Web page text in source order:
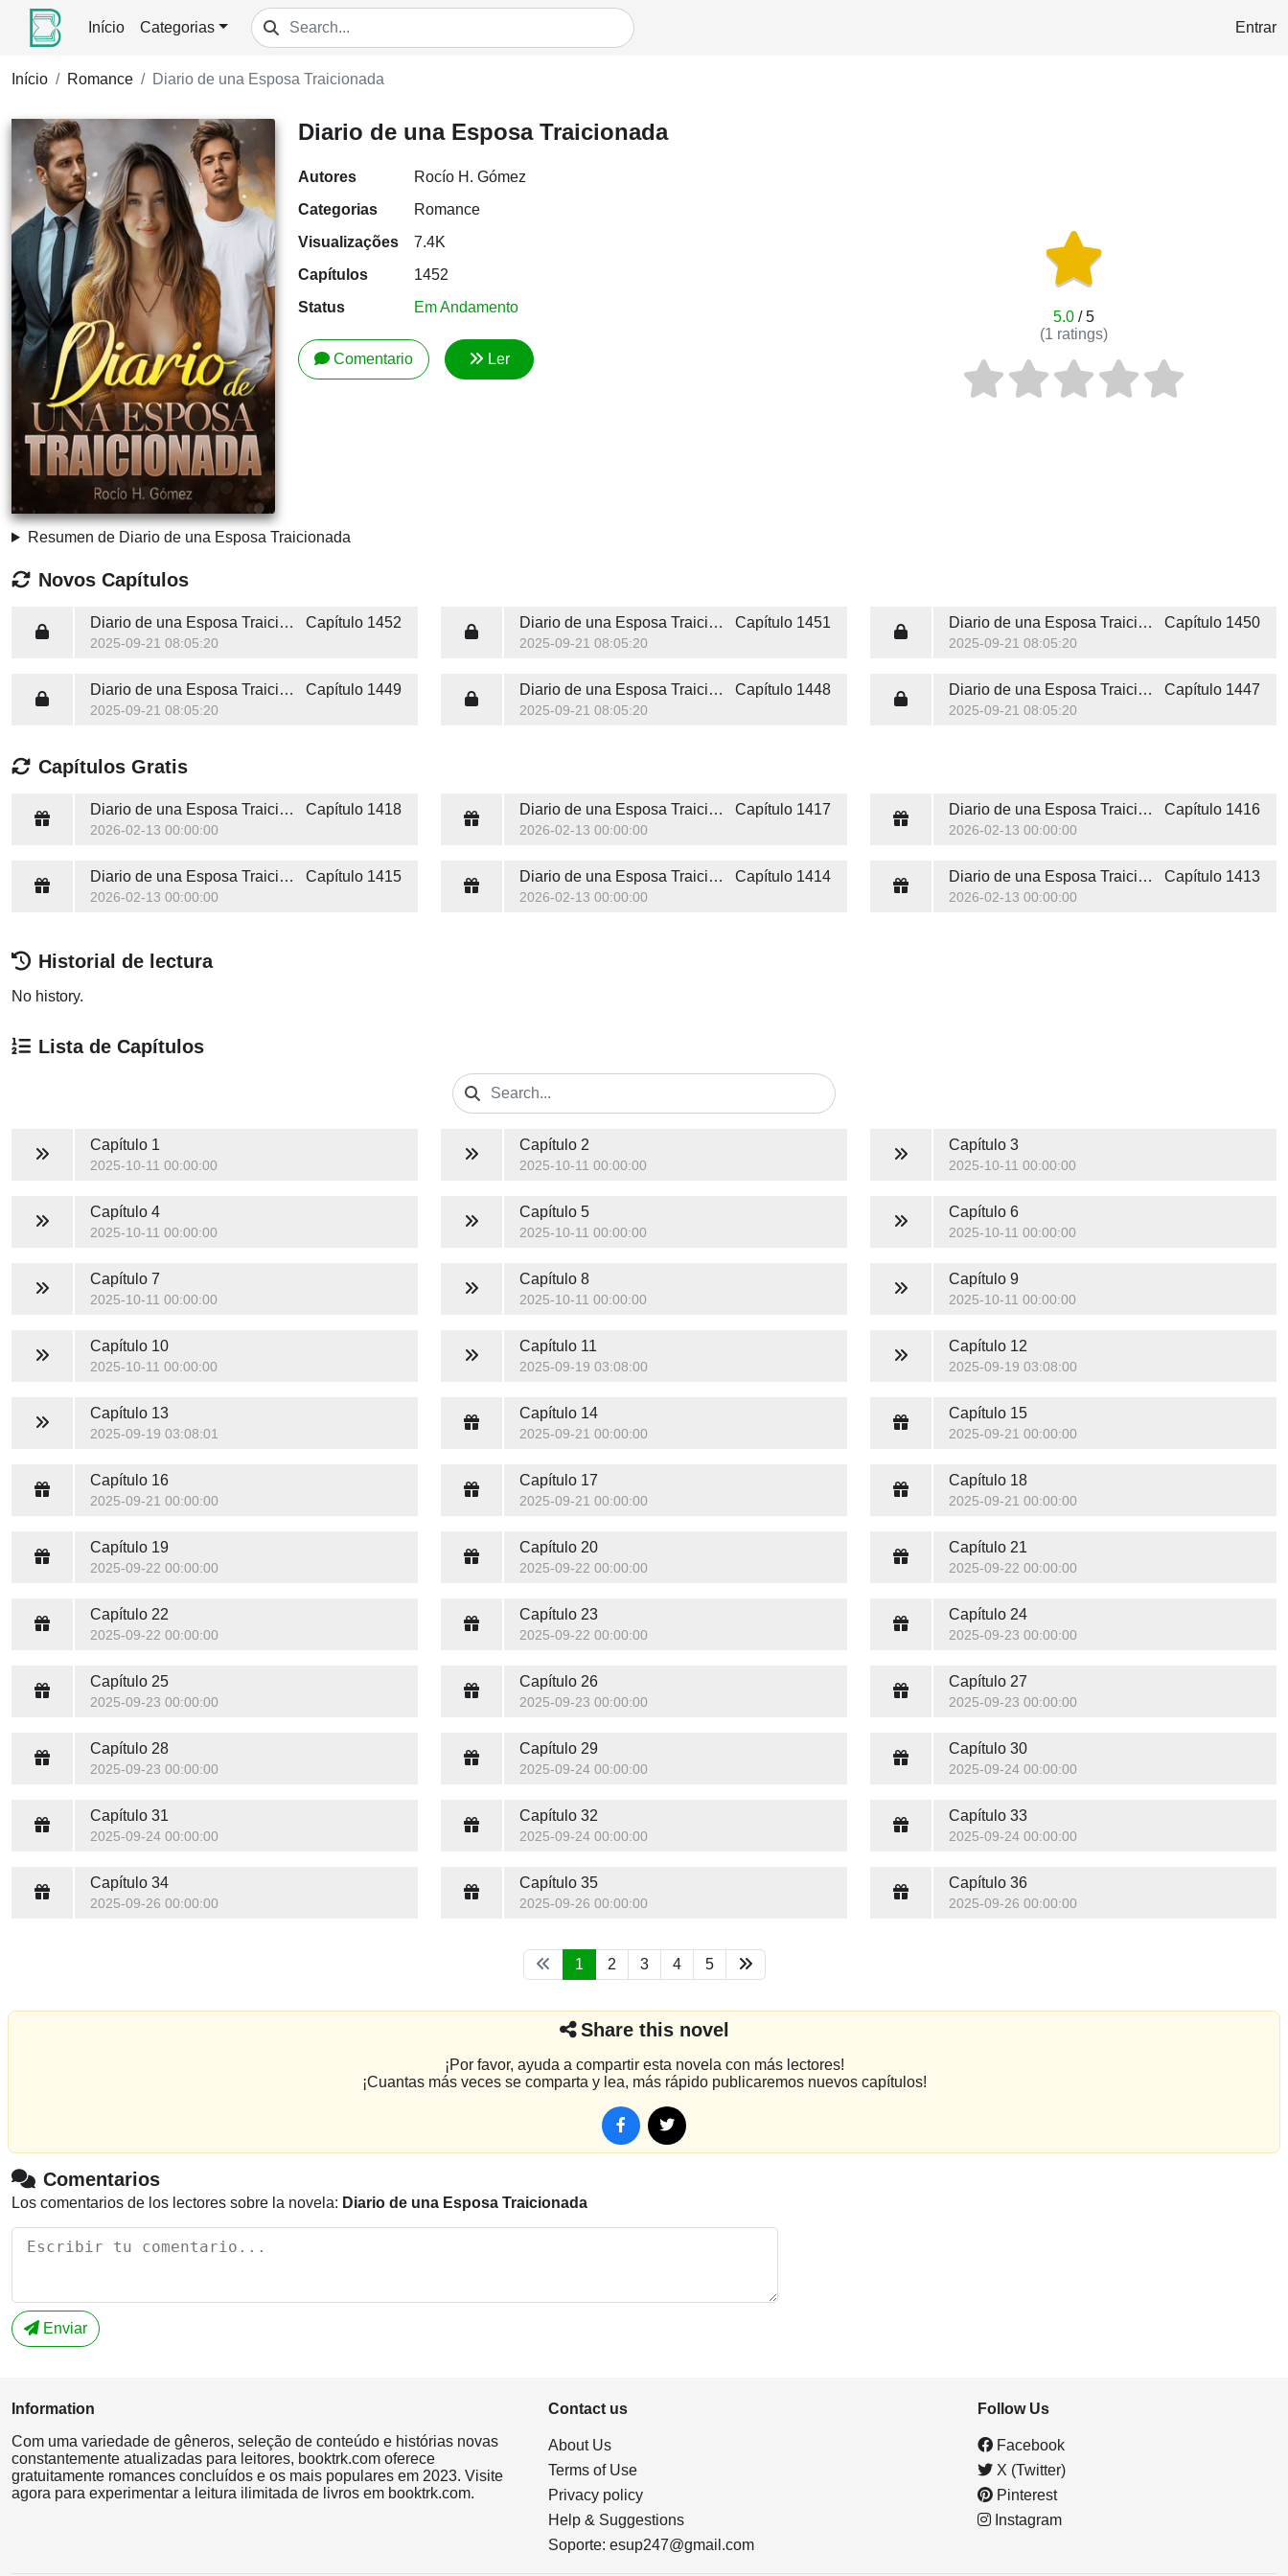
Início Categorias Entrar
Início Romance Diario de una Esposa Traicionada
Diario de una Esposa Traicionada
Autores
Rocío H. Gómez
Categorias
Romance
Visualizações
7.4K
Capítulos
1452
Status
Em Andamento
Comentario Ler
5.0/ 5
(1 ratings)
Resumen de Diario de una Esposa Traicionada
Novos Capítulos
Diario de una Esposa Traicionada Capítulo 1452
2025-09-21 08:05:20
Diario de una Esposa Traicionada Capítulo 1451
2025-09-21 08:05:20
Diario de una Esposa Traicionada Capítulo 1450
2025-09-21 08:05:20
Diario de una Esposa Traicionada Capítulo 1449
2025-09-21 08:05:20
Diario de una Esposa Traicionada Capítulo 1448
2025-09-21 08:05:20
Diario de una Esposa Traicionada Capítulo 1447
2025-09-21 08:05:20
Capítulos Gratis
Diario de una Esposa Traicionada Capítulo 1418
2026-02-13 00:00:00
Diario de una Esposa Traicionada Capítulo 1417
2026-02-13 00:00:00
Diario de una Esposa Traicionada Capítulo 1416
2026-02-13 00:00:00
Diario de una Esposa Traicionada Capítulo 1415
2026-02-13 00:00:00
Diario de una Esposa Traicionada Capítulo 1414
2026-02-13 00:00:00
Diario de una Esposa Traicionada Capítulo 1413
2026-02-13 00:00:00
Historial de lectura
No history.
Lista de Capítulos
Capítulo 1
2025-10-11 00:00:00
Capítulo 2
2025-10-11 00:00:00
Capítulo 3
2025-10-11 00:00:00
Capítulo 4
2025-10-11 00:00:00
Capítulo 5
2025-10-11 00:00:00
Capítulo 6
2025-10-11 00:00:00
Capítulo 7
2025-10-11 00:00:00
Capítulo 8
2025-10-11 00:00:00
Capítulo 9
2025-10-11 00:00:00
Capítulo 10
2025-10-11 00:00:00
Capítulo 11
2025-09-19 03:08:00
Capítulo 12
2025-09-19 03:08:00
Capítulo 13
2025-09-19 03:08:01
Capítulo 14
2025-09-21 00:00:00
Capítulo 15
2025-09-21 00:00:00
Capítulo 16
2025-09-21 00:00:00
Capítulo 17
2025-09-21 00:00:00
Capítulo 18
2025-09-21 00:00:00
Capítulo 19
2025-09-22 00:00:00
Capítulo 20
2025-09-22 00:00:00
Capítulo 21
2025-09-22 00:00:00
Capítulo 22
2025-09-22 00:00:00
Capítulo 23
2025-09-22 00:00:00
Capítulo 24
2025-09-23 00:00:00
Capítulo 25
2025-09-23 00:00:00
Capítulo 26
2025-09-23 00:00:00
Capítulo 27
2025-09-23 00:00:00
Capítulo 28
2025-09-23 00:00:00
Capítulo 29
2025-09-24 00:00:00
Capítulo 30
2025-09-24 00:00:00
Capítulo 31
2025-09-24 00:00:00
Capítulo 32
2025-09-24 00:00:00
Capítulo 33
2025-09-24 00:00:00
Capítulo 34
2025-09-26 00:00:00
Capítulo 35
2025-09-26 00:00:00
Capítulo 36
2025-09-26 00:00:00
1 2 3 4 5
Share this novel
¡Por favor, ayuda a compartir esta novela con más lectores!
¡Cuantas más veces se comparta y lea, más rápido publicaremos nuevos capítulos!
Comentarios
Los comentarios de los lectores sobre la novela: Diario de una Esposa Traicionada
Enviar
Information
Com uma variedade de gêneros, seleção de conteúdo e histórias novas
constantemente atualizadas para leitores, booktrk.com oferece
gratuitamente romances concluídos e os mais populares em 2023. Visite
agora para experimentar a leitura ilimitada de livros em booktrk.com.
Contact us
About Us
Terms of Use
Privacy policy
Help & Suggestions
Soporte: esup247@gmail.com
Follow Us
Facebook
X (Twitter)
Pinterest
Instagram